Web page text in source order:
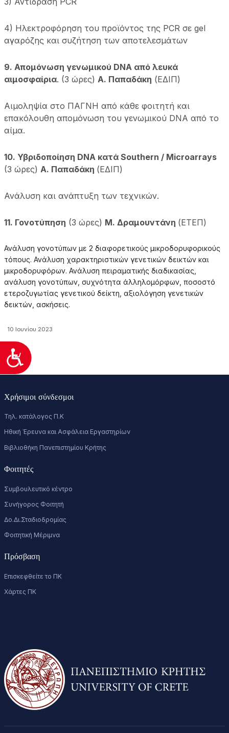
Προσιτότητα
4) Ηλεκτροφόρηση του προϊόντος της PCR σε gel
αγαρόζης και συζήτηση των αποτελεσμάτων
9. Απομόνωση γενωμικού DNA από λευκά
αιμοσφαίρια. (3 ώρες) Α. Παπαδάκη (ΕΔΙΠ)
Αιμοληψία στο ΠΑΓΝΗ από κάθε φοιτητή και
επακόλουθη απομόνωση του γενωμικού DNA από το
αίμα.
10. Υβριδοποίηση DNA κατά Southern / Microarrays
(3 ώρες) Α. Παπαδάκη (ΕΔΙΠ)
Ανάλυση και ανάπτυξη των τεχνικών.
11. Γονοτύπηση (3 ώρες) Μ. Δραμουντάνη (ΕΤΕΠ)
Ανάλυση γονοτύπων με 2 διαφορετικούς μικροδορυφορικούς
τόπους. Ανάλυση χαρακτηριστικών γενετικών δεικτών και
μικροδορυφόρων. Ανάλυση πειραματικής διαδικασίας,
ανάλυση γονοτύπων, συχνότητα άλληλομόρφων, ποσοστό
ετεροζυγωτίας γενετικού δείκτη, αξιολόγηση γενετικών
δεικτών, ασκήσεις.
10 Ιουνίου 2023
Χρήσιμοι σύνδεσμοι
Τηλ. κατάλογος Π.Κ
Ηθική Έρευνα και Ασφάλεια Εργαστηρίων
Βιβλιοθήκη Πανεπιστημίου Κρήτης
Φοιτητές
Συμβουλευτικό κέντρο
Συνήγορος Φοιτητή
Δο.Δι.Σταδιοδρομίας
Φοιτητική Μέριμνα
Πρόσβαση
Επισκεφθείτε το ΠΚ
Χάρτες ΠΚ